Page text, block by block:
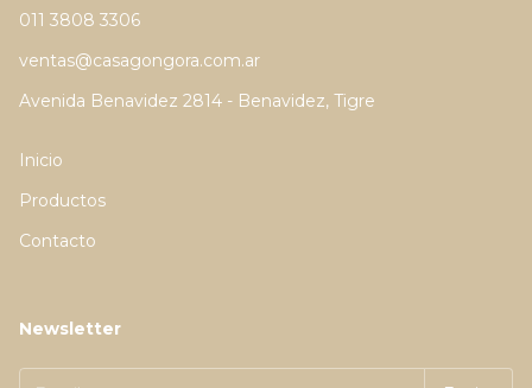
011 3808 3306
ventas@casagongora.com.ar
Avenida Benavidez 2814 - Benavidez, Tigre
Inicio
Productos
Contacto
Newsletter